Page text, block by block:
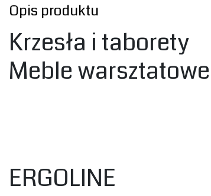
Opis produktu
‎Krzesła i taborety
Meble warsztatowe
‎ERGOLINE